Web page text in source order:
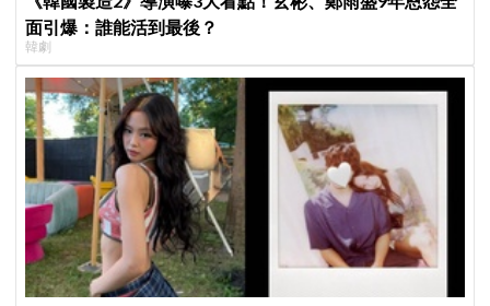
面引爆：誰能活到最後？
韓劇